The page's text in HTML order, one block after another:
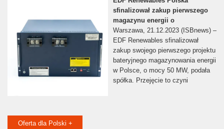
sfinalizował zakup pierwszego
magazynu energii o
Warszawa, 21.12.2023 (ISBnews) –
EDF Renewables sfinalizował
zakup swojego pierwszego projektu
bateryjnego magazynowania energii
w Polsce, o mocy 50 MW, podała
spółka. Przejęcie to czyni
Oferta dla Polski +